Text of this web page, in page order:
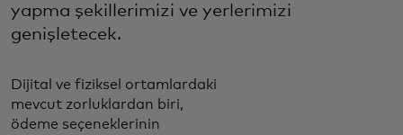
yapma şekillerimizi ve yerlerimizi
genişletecek.
Dijital ve fiziksel ortamlardaki
mevcut zorluklardan biri,
ödeme seçeneklerinin